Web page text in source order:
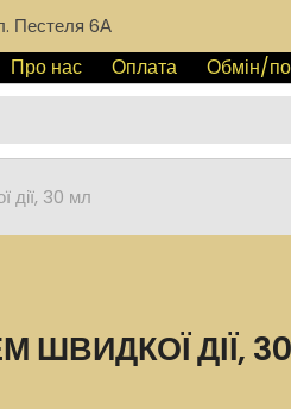
Пестеля 6А
Про нас Оплата Обмін/
дії, 30 мл
ШВИДКОЇ ДІЇ,